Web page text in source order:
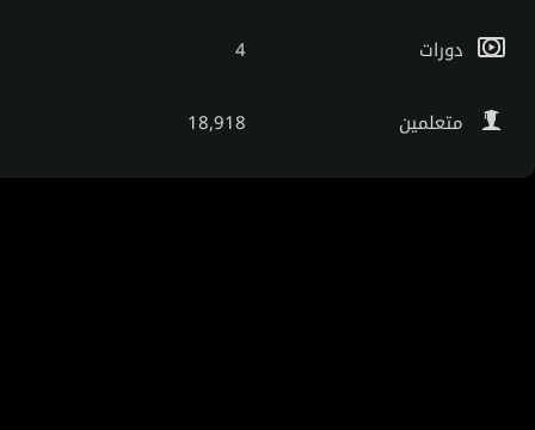
دورات 4
متعلمين 18,918